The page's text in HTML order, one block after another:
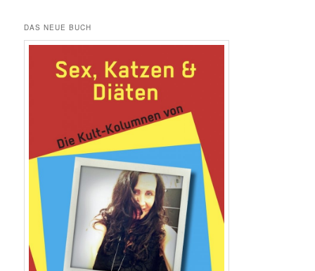
DAS NEUE BUCH